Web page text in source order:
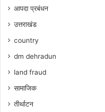
आपदा प्रबंधन
उत्तराखंड
country
dm dehradun
land fraud
सामाजिक
तीर्थाटन